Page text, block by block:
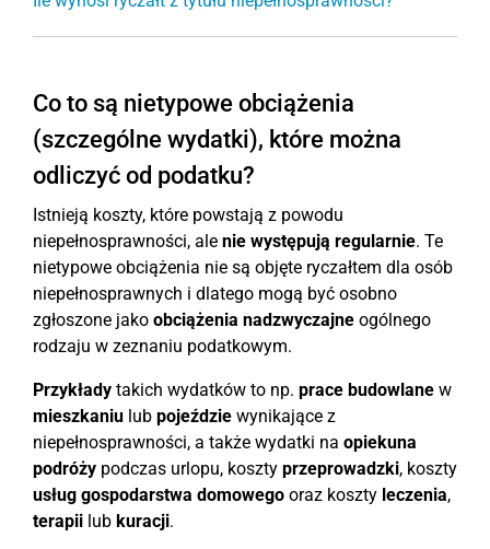
Co to są nietypowe obciążenia
(szczególne wydatki), które można
odliczyć od podatku?
Istnieją koszty, które powstają z powodu
niepełnosprawności, ale nie występują regularnie. Te
nietypowe obciążenia nie są objęte ryczałtem dla osób
niepełnosprawnych i dlatego mogą być osobno
zgłoszone jako obciążenia nadzwyczajne ogólnego
rodzaju w zeznaniu podatkowym.
Przykłady takich wydatków to np. prace budowlane w
mieszkaniu lub pojeździe wynikające z
niepełnosprawności, a także wydatki na opiekuna
podróży podczas urlopu, koszty przeprowadzki, koszty
usług gospodarstwa domowego oraz koszty leczenia,
terapii lub kuracji.